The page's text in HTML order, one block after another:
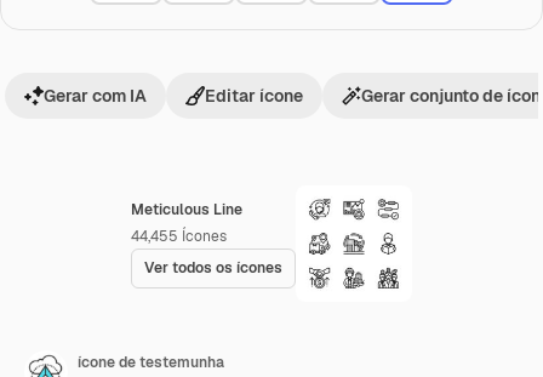
Meticulous Line
44,455 Ícones
Ver todos os ícones
Gerar com IA Editar ícone Gerar conjunto de
ícone de testemunha